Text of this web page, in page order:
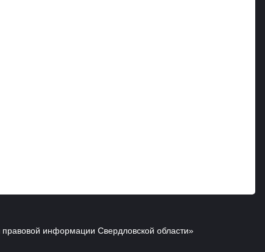
информации Свердловской области»